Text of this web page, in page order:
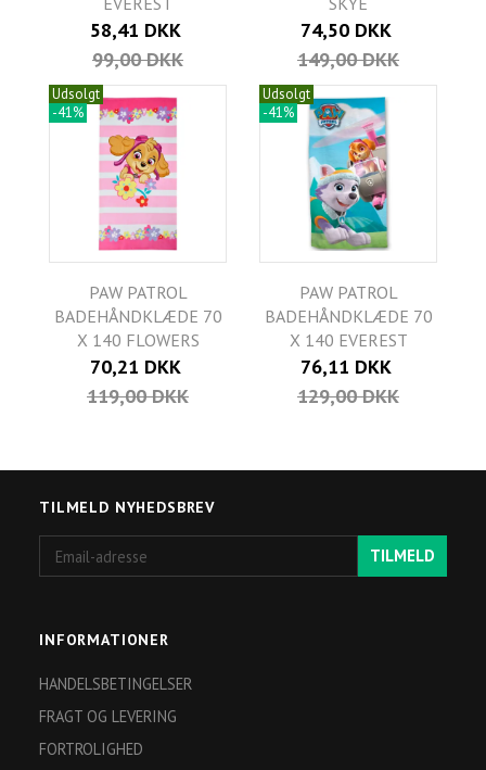
58,41 DKK
99,00 DKK
74,50 DKK
149,00 DKK
Udsolgt
-41%
PAW PATROL
BADEHÅNDKLÆDE 70
X 140 FLOWERS
70,21 DKK
119,00 DKK
Udsolgt
-41%
PAW PATROL
BADEHÅNDKLÆDE 70
X 140 EVEREST
76,11 DKK
129,00 DKK
TILMELD NYHEDSBREV
adresse
TILMELD
INFORMATIONER
HANDELSBETINGELSER
FRAGT OG LEVERING
FORTROLIGHED